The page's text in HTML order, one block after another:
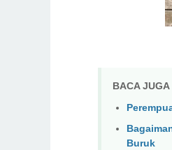
BACA JUGA
Buruk